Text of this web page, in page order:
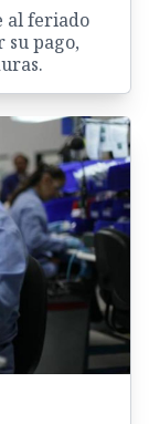
al feriado
su pago,